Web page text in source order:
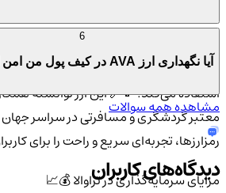
با هدف ایجاد یک اکوسیستم جامع
بلاکچین برای ارائه تخفیف‌های ویژه و
استفاده می‌کند. 💸🔗 این ارز توانسته
معتبر گردشگری و مسافرتی در سراسر جهان
رمزارزها، تجربه‌ای سریع و راحت را برای
مزایای سرمایه‌گذاری در تراوالا 💰📈
آیا نگهداری ارز AVA در کیف پول من امن است؟ 🔐
مشاهده همه سوالات
دیدگاه‌های کاربران